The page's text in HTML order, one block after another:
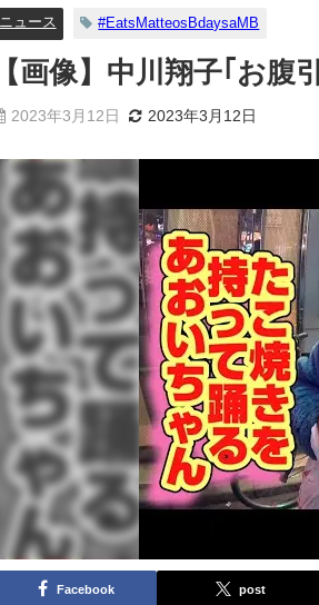
ニュース #EatsMatteosBdaysaMB
【画像】中川翔子｢お腹
2023年3月12日 2023年3月12日
Facebook post